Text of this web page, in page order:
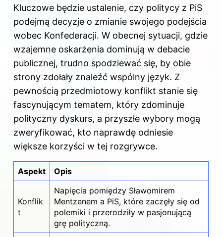
Kluczowe będzie ustalenie, czy politycy z PiS
podejmą decyzje o zmianie swojego podejścia
wobec Konfederacji. W obecnej sytuacji, gdzie
wzajemne oskarżenia dominują w debacie
publicznej, trudno spodziewać się, by obie
strony zdołały znaleźć wspólny język. Z
pewnością przedmiotowy konflikt stanie się
fascynującym tematem, który zdominuje
polityczny dyskurs, a przyszłe wybory mogą
zweryfikować, kto naprawdę odniesie
większe korzyści w tej rozgrywce.
Aspekt Opis
Konflik
t
Napięcia pomiędzy Sławomirem
Mentzenem a PiS, które zaczęły się od
polemiki i przerodziły w pasjonującą
grę polityczną.